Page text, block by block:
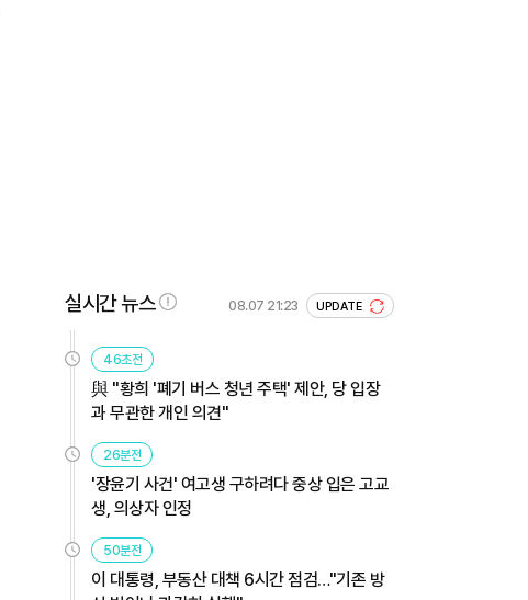
실시간 뉴스 08.07 21:23 UPDATE
46초전
與 "황희 '폐기 버스 청년 주택' 제안, 당 입장
과 무관한 개인 의견"
26분전
'장윤기 사건' 여고생 구하려다 중상 입은 고교
생, 의상자 인정
50분전
이 대통령, 부동산 대책 6시간 점검…"기존 방